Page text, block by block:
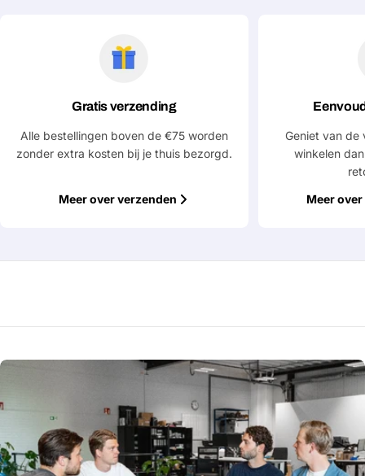
Delen
Kopiëren
Jouw
Jouw
Jouw
Gratis verzending
Alle bestellingen boven de €75 worden
zonder extra kosten bij je thuis bezorgd.
Meer over verzenden
Geniet van de
winkelen
Meer